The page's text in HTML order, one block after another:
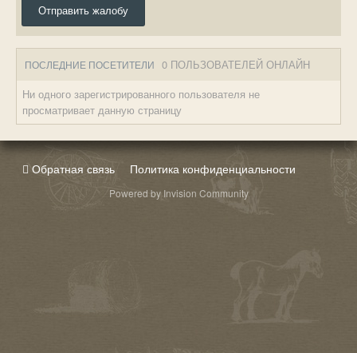
Отправить жалобу
ПОСЛЕДНИЕ ПОСЕТИТЕЛИ 0 ПОЛЬЗОВАТЕЛЕЙ ОНЛАЙН
Ни одного зарегистрированного пользователя не
просматривает данную страницу
Обратная связь Политика конфиденциальности
Powered by Invision Community